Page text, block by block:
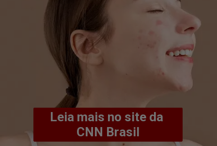
Leia mais no site da
CNN Brasil